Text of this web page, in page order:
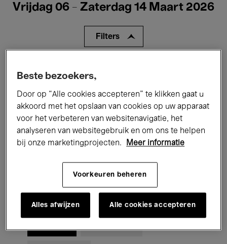
Vrijdag 06 - Zaterdag 14 Maart 2026
Filters
Tentoonstellingen Films
Performances Lezingen & Debatten
Jazz Klassieke Muziek Global Music
Elektronische Muziek
Voor iedereen Kids’ Palace
Beste bezoekers,
Door op “Alle cookies accepteren” te klikken gaat u
akkoord met het opslaan van cookies op uw apparaat
voor het verbeteren van websitenavigatie, het
analyseren van websitegebruik en om ons te helpen
bij onze marketingprojecten.
Meer informatie
Voorkeuren beheren
Alles afwijzen Alle cookies accepteren